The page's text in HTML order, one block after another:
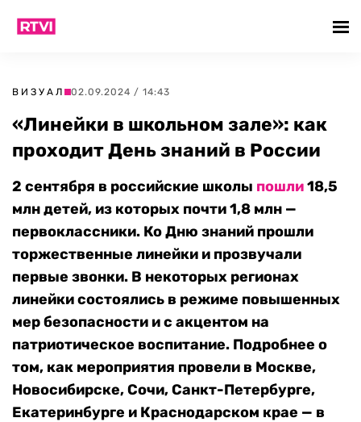
ВИЗУАЛ 02.09.2024 / 14:43
«Линейки в школьном зале»: как
проходит День знаний в России
2 сентября в российские школы пошли18,5
млн детей, из которых почти 1,8 млн —
первоклассники. Ко Дню знаний прошли
торжественные линейки и прозвучали
первые звонки. В некоторых регионах
линейки состоялись в режиме повышенных
мер безопасности и с акцентом на
патриотическое воспитание. Подробнее о
том, как мероприятия провели в Москве,
Новосибирске, Сочи, Санкт-Петербурге,
Екатеринбурге и Краснодарском крае — в